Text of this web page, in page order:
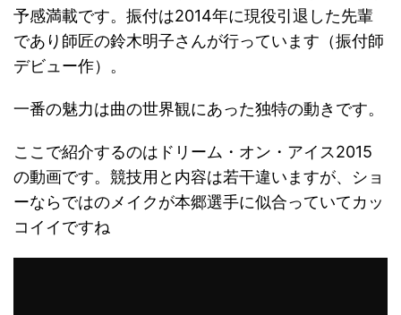
予感満載です。振付は2014年に現役引退した先輩
であり師匠の鈴木明子さんが行っています（振付師
デビュー作）。
一番の魅力は曲の世界観にあった独特の動きです。
ここで紹介するのはドリーム・オン・アイス2015
の動画です。競技用と内容は若干違いますが、ショ
ーならではのメイクが本郷選手に似合っていてカッ
コイイですね